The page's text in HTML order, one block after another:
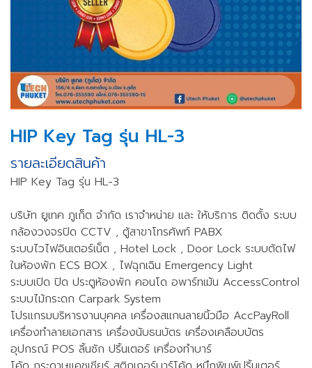
HIP Key Tag รุ่น HL-3
รายละเอียดสินค้า
HIP Key Tag รุ่น HL-3
บริษัท ยูเทค ภูเก็ต จำกัด เราจำหน่าย และ ให้บริการ ติดตั้ง ระบบ
กล้องวงจรปิด CCTV , ตู้สาขาโทรศัพท์ PABX
ระบบไวไฟอินเตอร์เน็ต , Hotel Lock , Door Lock ระบบตัดไฟ
ในห้องพัก ECS BOX , ไฟฉุกเฉิน Emergency Light
ระบบเปิด ปิด ประตูห้องพัก คอนโด อพาร์ทเม้น AccessControl
ระบบไม้กระดก Carpark System
โปรแกรมบริหารงานบุคคล เครื่องสแกนลายนิ้วมือ AccPayRoll
เครื่องทำลายเอกสาร เครื่องนับธนบัตร เครื่องเคลือบบัตร
อุปกรณ์ POS ลิ้นชัก ปริ้นเตอร์ เครื่องทำบาร์